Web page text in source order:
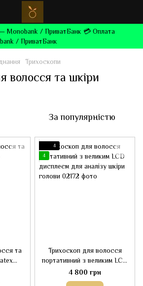
Monobank / ПриватБанк 💳 Оплата
/ ПриватБанк
Трихоскопи
волосся та шкіри
За популярністю
та
4
4
Трихоскоп для волосся
портативний з великим LCD
дисплеєм для аналізу шкіри
голови
4 800 грн